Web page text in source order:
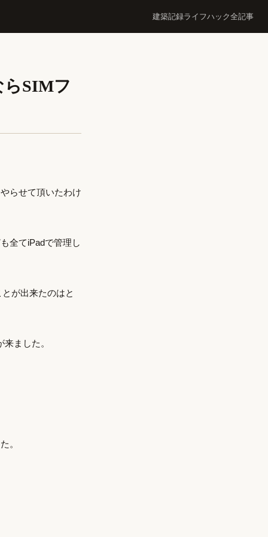
建築記録ライフハック全記事
らSIMフ
らせて頂いたわけ
全てiPadで管理し
が出来たのはと
ました。
。